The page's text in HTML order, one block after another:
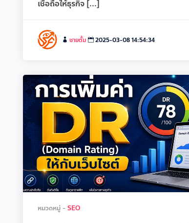
เชื่อถือให้ธุรกิจ [...]
ชายตั้ม 2025-03-08 14:54:34
หมวดหมู่ - SEO